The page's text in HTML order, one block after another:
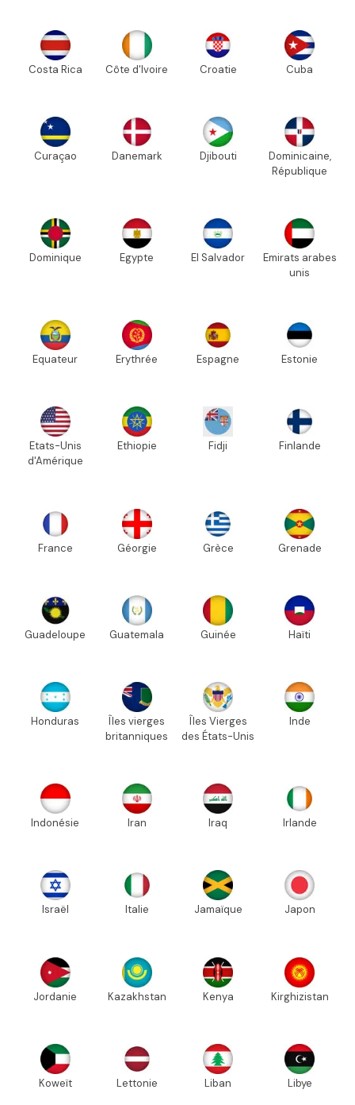
Costa Rica Côte d'Ivoire Croatie Cuba
Curaçao Danemark Djibouti
Dominicaine,
République
Dominique Egypte El Salvador
Emirats arabes
unis
Equateur Erythrée Espagne Estonie
Etats-Unis
d'Amérique
Ethiopie Fidji Finlande
France Géorgie Grèce Grenade
Guadeloupe Guatemala Guinée Haïti
Honduras
Îles vierges
britanniques
Îles Vierges
des États-Unis
Inde
Indonésie Iran Iraq Irlande
Israël Italie Jamaïque Japon
Jordanie Kazakhstan Kenya Kirghizistan
Koweït Lettonie Liban Libye